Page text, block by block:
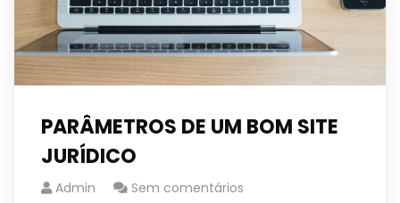
PARÂMETROS DE UM BOM SITE
JURÍDICO
Admin Sem comentários